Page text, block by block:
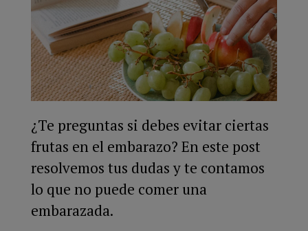
¿Te preguntas si debes evitar ciertas
frutas en el embarazo? En este post
resolvemos tus dudas y te contamos
lo que no puede comer una
embarazada.